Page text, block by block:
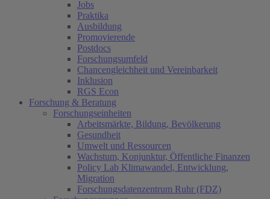
Jobs
Praktika
Ausbildung
Promovierende
Postdocs
Forschungsumfeld
Chancengleichheit und Vereinbarkeit
Inklusion
RGS Econ
Forschung & Beratung
Forschungseinheiten
Arbeitsmärkte, Bildung, Bevölkerung
Gesundheit
Umwelt und Ressourcen
Wachstum, Konjunktur, Öffentliche Finanzen
Policy Lab Klimawandel, Entwicklung,
Migration
Forschungsdatenzentrum Ruhr (FDZ)